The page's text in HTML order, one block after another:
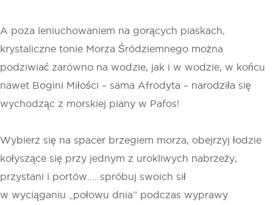
A poza leniuchowaniem na gorących piaskach,
krystaliczne tonie Morza Śródziemnego można
podziwiać zarówno na wodzie, jak i w wodzie, w końcu
nawet Bogini Miłości – sama Afrodyta – narodziła się
wychodząc z morskiej piany w Pafos!
Wybierz się na spacer brzegiem morza, obejrzyj łodzie
kołyszące się przy jednym z urokliwych nabrzeży,
przystani i portów…. spróbuj swoich sił
w wyciąganiu „połowu dnia” podczas wyprawy